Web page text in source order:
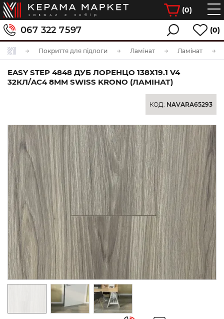
(0)
067 322 7597 (0)
Покриття для підлоги Ламінат Ламінат
EASY STEP 4848 ДУБ ЛОРЕНЦО 138Х19.1 V4
32КЛ/AC4 8MM SWISS KRONO (ЛАМІНАТ)
КОД: NAVARA65293